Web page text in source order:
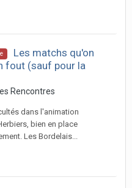
Les matchs qu'on
fout (sauf pour la
Rencontres
dans l'animation
bien en place
Les Bordelais...